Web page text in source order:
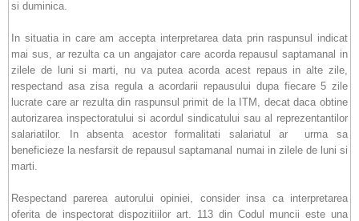
si duminica.
In situatia in care am accepta interpretarea data prin raspunsul indicat
mai sus, ar rezulta ca un angajator care acorda repausul saptamanal in
zilele de luni si marti, nu va putea acorda acest repaus in alte zile,
respectand asa zisa regula a acordarii repausului dupa fiecare 5 zile
lucrate care ar rezulta din raspunsul primit de la ITM, decat daca obtine
autorizarea inspectoratului si acordul sindicatului sau al reprezentantilor
salariatilor. In absenta acestor formalitati salariatul ar urma sa
beneficieze la nesfarsit de repausul saptamanal numai in zilele de luni si
marti.
Respectand parerea autorului opiniei, consider insa ca interpretarea
oferita de inspectorat dispozitiilor art. 113 din Codul muncii este una